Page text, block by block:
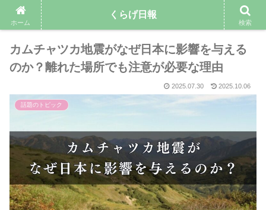
カムチャツカ地震がなぜ日本に影響を与える
のか？離れた場所でも注意が必要な理由
2025.07.30 2025.10.06
話題のトピック
ホーム
くらげ日報
検索